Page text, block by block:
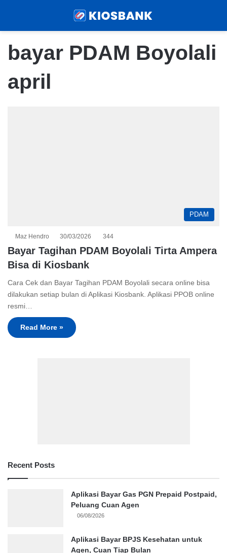
bayar PDAM Boyolali
april
PDAM
Maz Hendro 30/03/2026 344
Bayar Tagihan PDAM Boyolali Tirta Ampera
Bisa di Kiosbank
Cara Cek dan Bayar Tagihan PDAM Boyolali secara online bisa
dilakukan setiap bulan di Aplikasi Kiosbank. Aplikasi PPOB online
resmi…
Read More »
Recent Posts
Aplikasi Bayar Gas PGN Prepaid Postpaid,
Peluang Cuan Agen
06/08/2026
Aplikasi Bayar BPJS Kesehatan untuk
Agen, Cuan Tiap Bulan